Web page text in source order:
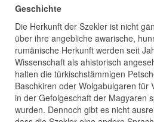
Geschichte
Die Herkunft der Szekler ist nicht
über ihre angebliche awarische,
rumänische Herkunft werden seit
Wissenschaft als ahistorisch
halten die türkischstämmigen
Baschkiren oder Wolgabulgaren für
in der Gefolgeschaft der Magyaren
wurden. Dennoch gibt es nicht